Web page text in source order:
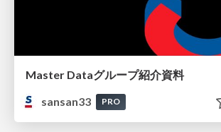
Master Dataグループ紹介資料
sansan33
PRO